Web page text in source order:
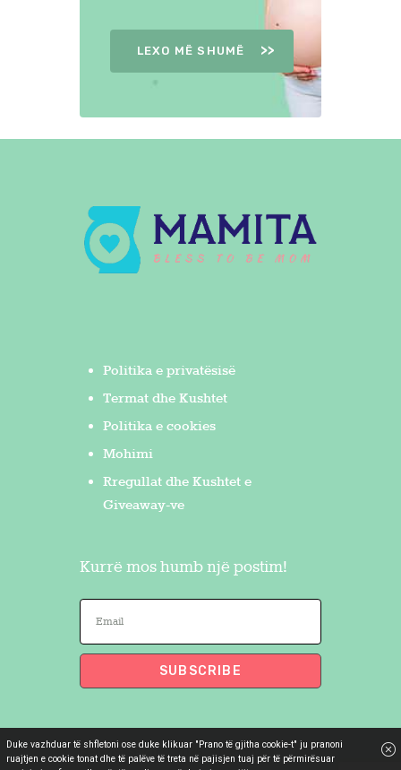
LEXO MË SHUMË
Politika e privatësisë
Termat dhe Kushtet
Politika e cookies
Mohimi
Rregullat dhe Kushtet e
Giveaway-ve
Kurrë mos humb një postim!
Flakron Saidi© 2026. All Rights
Duke vazhduar të shfletoni ose duke klikuar "Prano të gjitha cookie-t" ju pranoni
ruajtjen e cookie tonat dhe të palëve të treta në pajisjen tuaj për të përmirësuar